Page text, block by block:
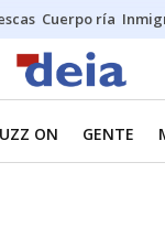
Cuerpo ría
ON GENTE